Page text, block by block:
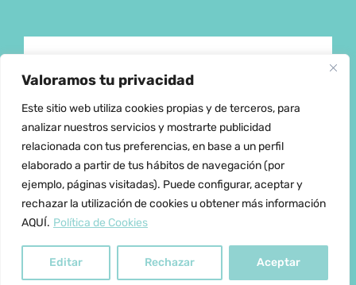
Valoramos tu privacidad
Este sitio web utiliza cookies propias y de terceros, para
analizar nuestros servicios y mostrarte publicidad
relacionada con tus preferencias, en base a un perfil
elaborado a partir de tus hábitos de navegación (por
ejemplo, páginas visitadas). Puede configurar, aceptar y
rechazar la utilización de cookies u obtener más información
AQUÍ. Política de Cookies
Editar Rechazar Aceptar
Política de privacidad
Política de cookies
Condiciones de Venta